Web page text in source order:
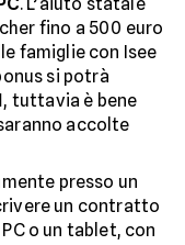
PC. L’aiuto statale
fino a 500 euro
famiglie con Isee
si potrà
, tuttavia è bene
accolte
presso un
un contratto
o un tablet, con